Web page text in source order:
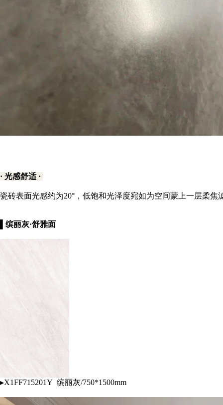
· 光感舒适 ·
瓷砖表面光感约为20°，低饱和光泽度宛如为空间蒙上一层柔
▌缤丽灰·舒雅面
▸X1FF715201Y 缤丽灰/750*1500mm